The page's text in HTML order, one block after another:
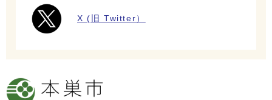
X (旧 Twitter）